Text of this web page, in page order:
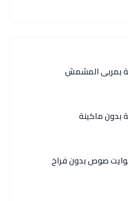
بمربى المشمش
بدون ماكينة
صوص بدون فراخ